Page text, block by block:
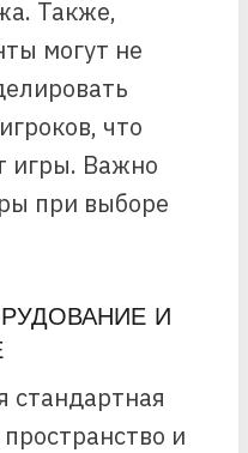
Также,
могут не
что
игры. Важно
при выборе
И
стандартная
и